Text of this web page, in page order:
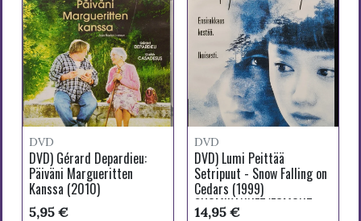
DVD
DVD) Gérard Depardieu:
Päiväni Margueritten
Kanssa (2010)
5,95 €
DVD
DVD) Lumi Peittää
Setripuut - Snow Falling on
Cedars (1999)
SUOMIKANNET/EGMONT
14,95 €